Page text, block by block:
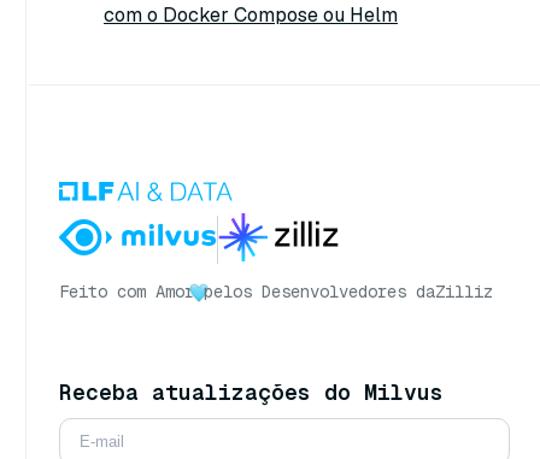
com o Docker Compose ou Helm
Feito com Amor pelos Desenvolvedores daZilliz
Receba atualizações do Milvus